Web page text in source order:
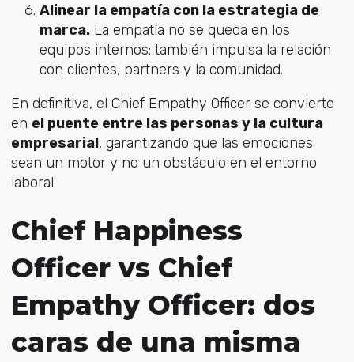
Alinear la empatía con la estrategia de
marca.La empatía no se queda en los
equipos internos: también impulsa la relación
con clientes, partners y la comunidad.
En definitiva, el Chief Empathy Officer se convierte
en el puente entre las personas y la cultura
empresarial, garantizando que las emociones
sean un motor y no un obstáculo en el entorno
laboral.
Chief Happiness
Officer vs Chief
Empathy Officer: dos
caras de una misma